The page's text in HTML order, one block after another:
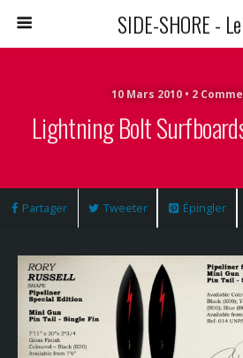
SIDE-SHORE -
10 Mars 2010 • 2
Lightning Bolt
Partager Tweeter Épingler